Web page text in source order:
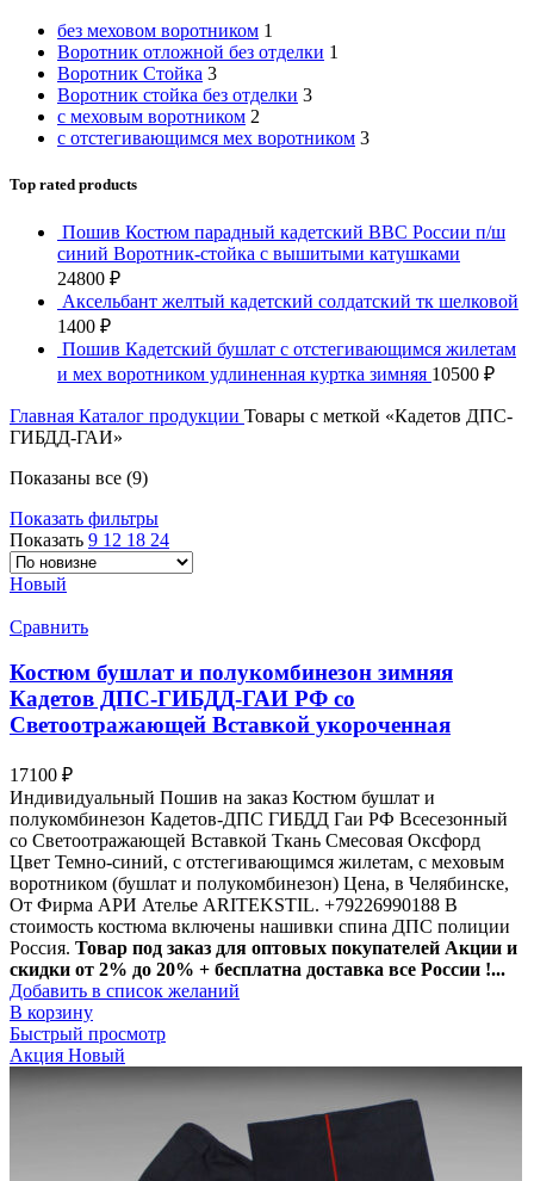
без меховом воротником 1
Воротник отложной без отделки 1
Воротник Стойка 3
Воротник стойка без отделки 3
с меховым воротником 2
с отстегивающимся мех воротником 3
Top rated products
Пошив Костюм парадный кадетский ВВС России п/ш
синий Воротник-стойка с вышитыми катушками
24800 ₽
Аксельбант желтый кадетский солдатский тк шелковой
1400 ₽
Пошив Кадетский бушлат с отстегивающимся жилетам
и мех воротником удлиненная куртка зимняя 10500 ₽
Главная Каталог продукции Товары с меткой «Кадетов ДПС-
ГИБДД-ГАИ»
Показаны все (9)Сортировка:
недавние
Показать фильтры
Показать 9 12 18 24
Новый
Сравнить
Костюм бушлат и полукомбинезон зимняя
Кадетов ДПС-ГИБДД-ГАИ РФ со
Светоотражающей Вставкой укороченная
17100 ₽
Индивидуальный Пошив на заказ Костюм бушлат и
полукомбинезон Кадетов-ДПС ГИБДД Гаи РФ Всесезонный
со Светоотражающей Вставкой Ткань Смесовая Оксфорд
Цвет Темно-синий, с отстегивающимся жилетам, с меховым
воротником (бушлат и полукомбинезон) Цена, в Челябинске,
От Фирма АРИ Ателье ARITEKSTIL. +79226990188 В
стоимость костюма включены нашивки спина ДПС полиции
Россия. Товар под заказ для оптовых покупателей Акции и
скидки от 2% до 20% + бесплатна доставка все России !...
Добавить в список желаний
В корзину
Быстрый просмотр
Акция Новый